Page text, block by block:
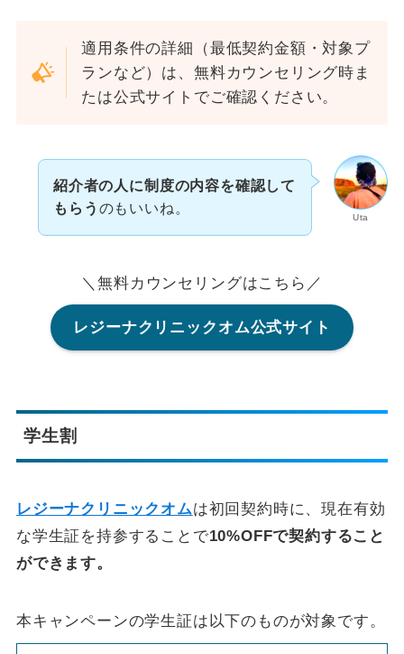
適用条件の詳細（最低契約金額・対象プ
ランなど）は、無料カウンセリング時ま
たは公式サイトでご確認ください。
Uta
紹介者の人に制度の内容を確認して
もらう のもいいね。
＼無料カウンセリングはこちら／
レジーナクリニックオム公式サイト
学生割
レジーナクリニックオムは初回契約時に、現在有効
な学生証を持参することで10%OFFで契約すること
ができます。
本キャンペーンの学生証は以下のものが対象です。